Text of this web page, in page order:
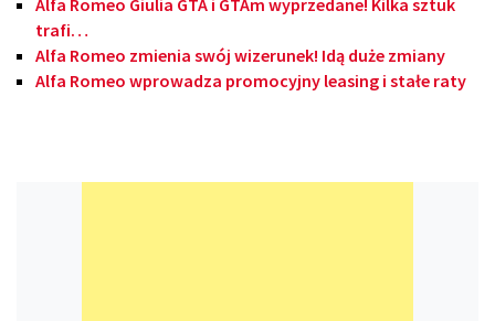
Alfa Romeo Giulia GTA i GTAm wyprzedane! Kilka sztuk
trafi…
Alfa Romeo zmienia swój wizerunek! Idą duże zmiany
Alfa Romeo wprowadza promocyjny leasing i stałe raty